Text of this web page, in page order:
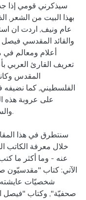
سيذكرني قومي إذا
بهذا البيت من الشعر,
عام ونيف, اردت ان
والقائد المقدسي فيصل
أعلام ومعالم في
تعريف القارئ العربي
المقدس
الفلسطيني, كما
على عروبة هذه
سنتطرق في هذا
خلال معرفة الكاتب
عنه - وما أكثر ما
الآتي: كتاب "مقدسيّون
شخصيّات
صحفيّة", وكتاب "فيصل